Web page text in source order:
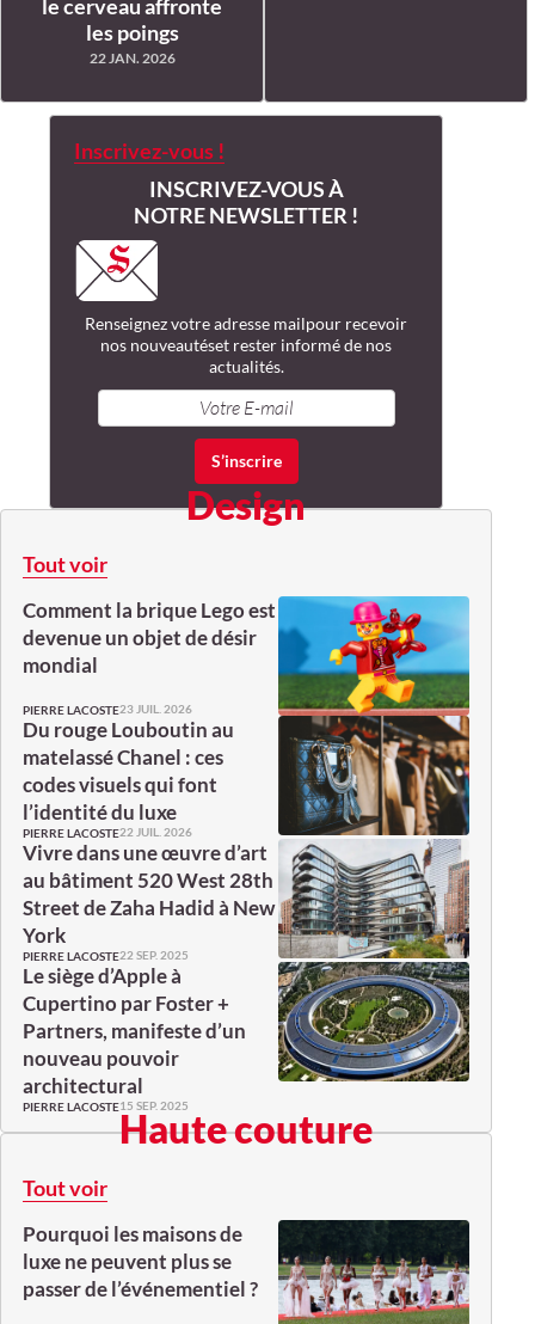
le cerveau affronte
les poings
22 JAN. 2026
Inscrivez-vous !
INSCRIVEZ-VOUS À
NOTRE NEWSLETTER !
Renseignez votre adresse mailpour recevoir
nos nouveautéset rester informé de nos
actualités.
Design
Tout voir
Comment la brique Lego est
devenue un objet de désir
mondial
PIERRE LACOSTE23 JUIL. 2026
Du rouge Louboutin au
matelassé Chanel : ces
codes visuels qui font
l’identité du luxe
PIERRE LACOSTE22 JUIL. 2026
Vivre dans une œuvre d’art
au bâtiment 520 West 28th
Street de Zaha Hadid à New
York
PIERRE LACOSTE22 SEP. 2025
Le siège d’Apple à
Cupertino par Foster +
Partners, manifeste d’un
nouveau pouvoir
architectural
PIERRE LACOSTE15 SEP. 2025
Haute couture
Tout voir
Pourquoi les maisons de
luxe ne peuvent plus se
passer de l’événementiel ?